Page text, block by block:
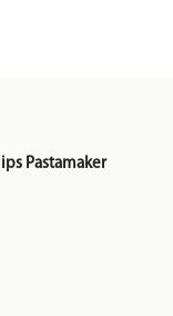
Pastamaker